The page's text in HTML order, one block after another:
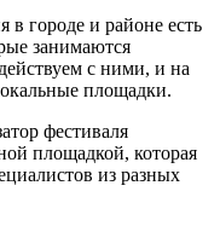
в городе и районе есть
занимаются
с ними, и на
площадки.
фестиваля
площадкой, которая
из разных